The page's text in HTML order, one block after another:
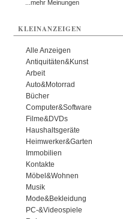
...mehr Meinungen
KLEINANZEIGEN
Alle Anzeigen
Antiquitäten&Kunst
Arbeit
Auto&Motorrad
Bücher
Computer&Software
Filme&DVDs
Haushaltsgeräte
Heimwerker&Garten
Immobilien
Kontakte
Möbel&Wohnen
Musik
Mode&Bekleidung
PC-&Videospiele